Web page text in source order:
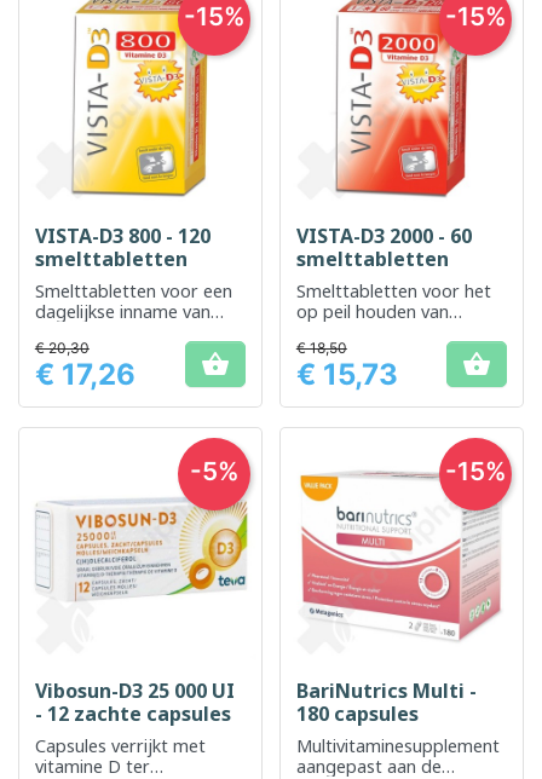
VISTA-D3 800 - 120
smelttabletten
Smelttabletten voor een
dagelijkse inname van
Prijs
€ 20,30
€ 17,26 
-15%
VISTA-D3 2000 - 60
smelttabletten
Smelttabletten voor het
op peil houden van
Prijs
€ 18,50
€ 15,73 
-15%
Vibosun-D3 25 000 UI
- 12 zachte capsules
Capsules verrijkt met
vitamine D ter
-5%
BariNutrics Multi -
180 capsules
Multivitaminesupplement
aangepast aan de
-15%